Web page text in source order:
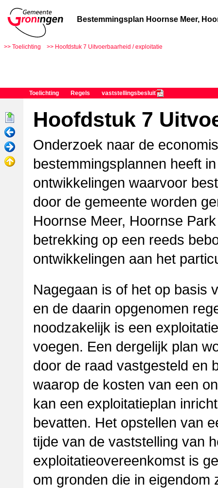
Bestemmingsplan Hoornse Meer,
Toelichting Hoofdstuk 7 Uitvoerbaarheid / exploitatie
Toelichting Regels vaststellingsbesluit
Hoofdstuk 7
Onderzoek naar de
bestemmingsplannen heeft
ontwikkelingen waarvoor
door de gemeente worden
Hoornse Meer, Hoornse
betrekking op een reeds
ontwikkelingen aan het
Nagegaan is of het op basis
en de daarin opgenomen
noodzakelijk is een
voegen. Een dergelijk plan
door de raad vastgesteld en
waarop de kosten van een
kan een exploitatieplan
bevatten. Het opstellen van
tijde van de vaststelling van
exploitatieovereenkomst is
om gronden die in